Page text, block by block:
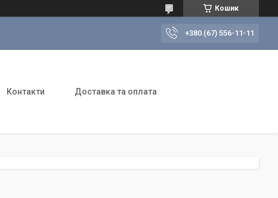
Кошик
+380 (67) 556-11-11
Контакти Доставка та оплата